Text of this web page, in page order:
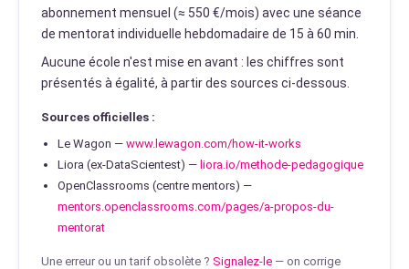
abonnement mensuel (≈ 550 €/mois) avec une séance
de mentorat individuelle hebdomadaire de 15 à 60 min.
Aucune école n'est mise en avant : les chiffres sont
présentés à égalité, à partir des sources ci-dessous.
Sources officielles :
Le Wagon — www.lewagon.com/how-it-works
Liora (ex-DataScientest) — liora.io/methode-pedagogique
OpenClassrooms (centre mentors) —
mentors.openclassrooms.com/pages/a-propos-du-
mentorat
Une erreur ou un tarif obsolète ? Signalez-le — on corrige